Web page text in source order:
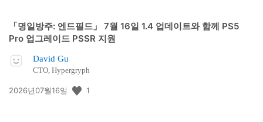
「명일방주: 엔드필드」 7월 16일 1.4 업데이트와 함께 PS5
Pro 업그레이드 PSSR 지원
David Gu
CTO, Hypergryph
공
2026년07월16일 1